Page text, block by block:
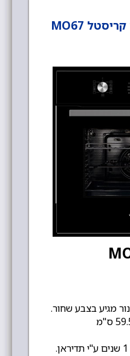
תנור בילד אין מדגם קריסטל MO67
מידות התנור 59.5/59.5/57.5 ס''מ